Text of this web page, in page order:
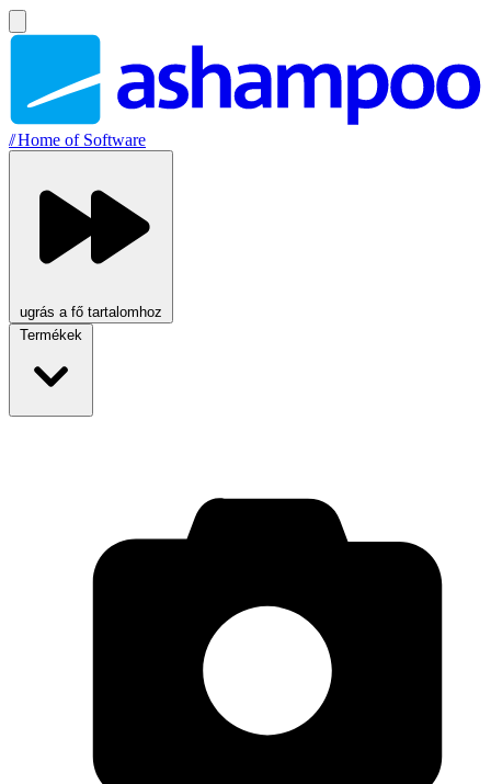
//Home of Software
ugrás a fő tartalomhoz
Termékek